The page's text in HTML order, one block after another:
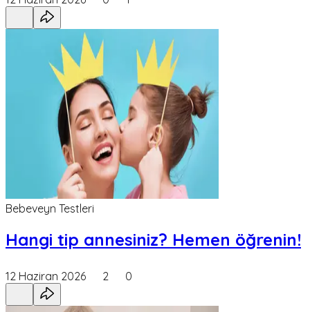
Bebeveyn Testleri
Hangi tip annesiniz? Hemen öğrenin!
12 Haziran 2026 2 0